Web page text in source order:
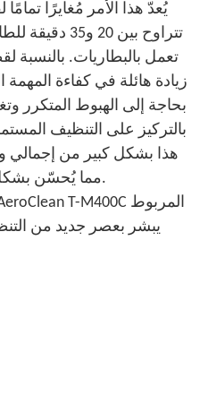
يُعدّ هذا الأمر مُغايرًا
تتراوح بين 20
تعمل بالبطاريات. بالنسبة
زيادة هائلة في كفاءة
بحاجة إلى الهبوط المتكرر
بالتركيز على التنظيف
هذا بشكل كبير من إجمالي
مما يُحسّن بشكل جذري اقتصاديات التشغيل.